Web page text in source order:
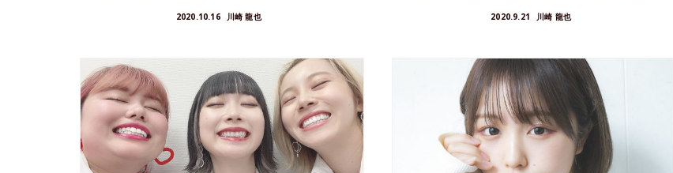
2020.10.16 川崎 龍也 2020.9.21 川崎 龍也